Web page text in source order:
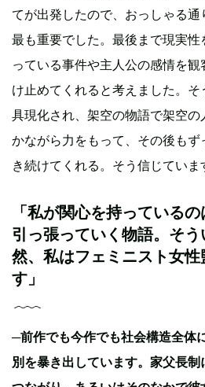
てが出発したので、おっしゃる
最も重要でした。最後まで現実
っている事件や主人公の感情を
け止めてくれると考えました。
具現化され、架空の物語で架空
かながら力をもって、その後も
き続けてくれる。そう信じていま
「私が関心を持っている
引っ張っていく物語。そ
然、私はフェミニスト女性
す」
─前作でも今作でも社会構造全体
別を暴き出しています。家父長